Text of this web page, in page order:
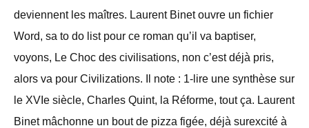
deviennent les maîtres. Laurent Binet ouvre un fichier
Word, sa to do list pour ce roman qu’il va baptiser,
voyons, Le Choc des civilisations, non c’est déjà pris,
alors va pour Civilizations. Il note : 1-lire une synthèse sur
le XVIe siècle, Charles Quint, la Réforme, tout ça. Laurent
Binet mâchonne un bout de pizza figée, déjà surexcité à